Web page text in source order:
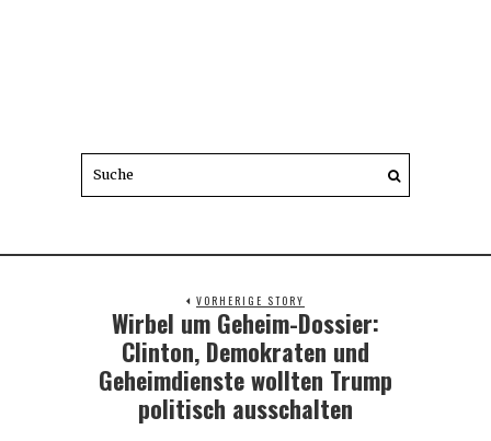
VORHERIGE STORY
Previous
post:
Wirbel um Geheim-Dossier:
Clinton, Demokraten und
Geheimdienste wollten Trump
politisch ausschalten